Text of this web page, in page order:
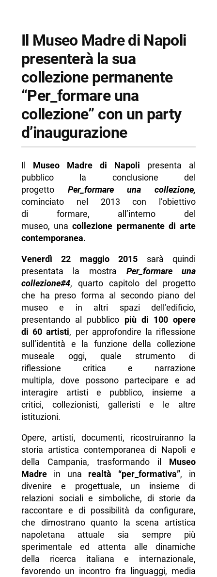
Il Museo Madre di Napoli
presenterà la sua
collezione permanente
“Per_formare una
collezione” con un party
d’inaugurazione
Il Museo Madre di Napoli presenta al
pubblico la conclusione del
progetto Per_formare una collezione,
cominciato nel 2013 con l’obiettivo
di formare, all’interno del
museo, unacollezione permanente di arte
contemporanea.
Venerdì 22 maggio 2015 sarà quindi
presentata la mostra
Per_formare una
collezione#4, quarto capitolo del progetto
che ha preso forma al secondo piano del
museo e in altri spazi dell’edificio,
presentando al pubblico più di 100 opere
di 60 artisti, per approfondire la riflessione
sull’identità e la funzione della collezione
museale oggi, quale strumento di
riflessione critica e narrazione
multipla, dove possono partecipare e ad
interagire artisti e pubblico, insieme a
critici, collezionisti, galleristi e le altre
istituzioni.
Opere, artisti, documenti, ricostruiranno la
storia artistica contemporanea di Napoli e
della Campania, trasformando il Museo
Madrein una realtà “per_formativa”, in
divenire e progettuale, un insieme di
relazioni sociali e simboliche, di storie da
raccontare e di possibilità da configurare,
che dimostrano quanto la scena artistica
napoletana attuale sia sempre più
sperimentale ed attenta alle dinamiche
della ricerca italiana e internazionale,
favorendo un incontro fra linguaggi, media